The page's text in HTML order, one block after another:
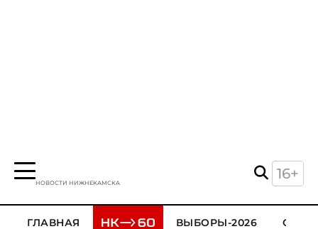
НОВОСТИ НИЖНЕКАМСКА
16+
ГЛАВНАЯ ВЫБОРЫ-2026